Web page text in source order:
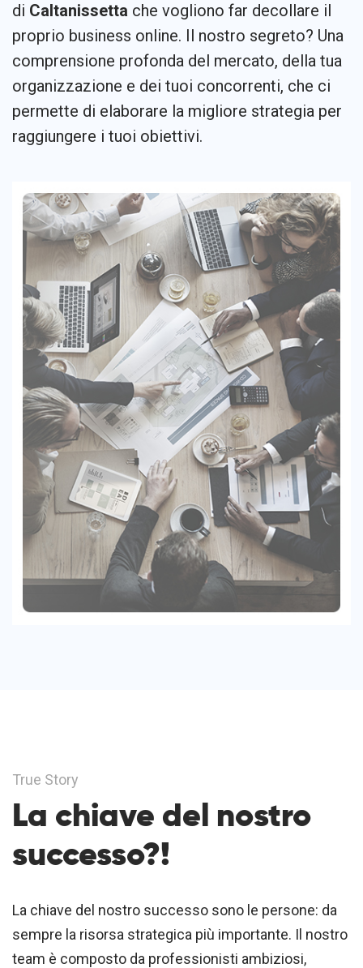
di Caltanissetta che vogliono far decollare il
proprio business online. Il nostro segreto? Una
comprensione profonda del mercato, della tua
organizzazione e dei tuoi concorrenti, che ci
permette di elaborare la migliore strategia per
raggiungere i tuoi obiettivi.
True Story
La chiave del nostro
successo?!
La chiave del nostro successo sono le persone: da
sempre la risorsa strategica più importante. Il nostro
team è composto da professionisti ambiziosi,